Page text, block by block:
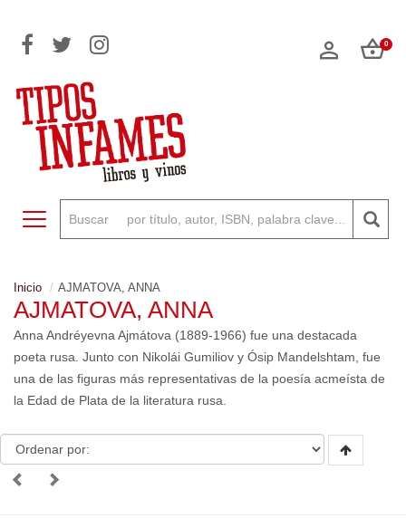
0
Toggle navigation
Inicio AJMATOVA, ANNA
AJMATOVA, ANNA
Anna Andréyevna Ajmátova (1889-1966) fue una destacada
poeta rusa. Junto con Nikolái Gumiliov y Ósip Mandelshtam, fue
una de las figuras más representativas de la poesía acmeísta de
la Edad de Plata de la literatura rusa.